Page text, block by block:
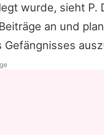
wurde, sieht P.
an und
Gefängnisses